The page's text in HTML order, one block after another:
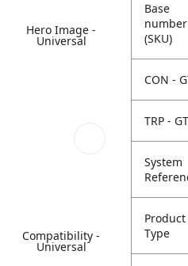
Hero Image -
Universal
Compatibility -
Universal
Base
number
(SKU)
CON -
TRP -
System
Product
Type